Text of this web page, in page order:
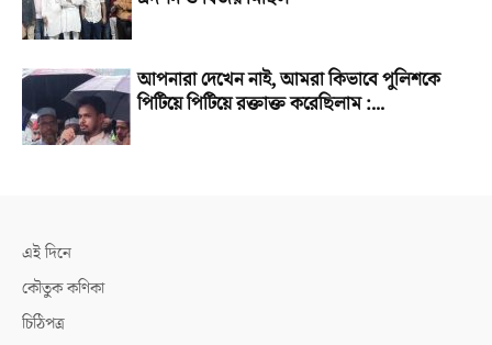
আপনারা দেখেন নাই, আমরা কিভাবে পুলিশকে
পিটিয়ে পিটিয়ে রক্তাক্ত করেছিলাম :...
এই দিনে
কৌতুক কণিকা
চিঠিপত্র